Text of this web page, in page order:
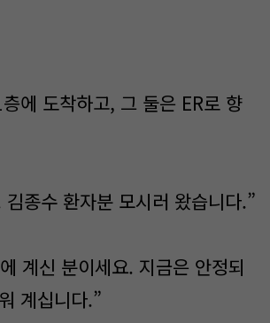
에 도착하고, 그 둘은 ER로 향
김종수 환자분 모시러 왔습니다.”
계신 분이세요. 지금은 안정되
계십니다.”